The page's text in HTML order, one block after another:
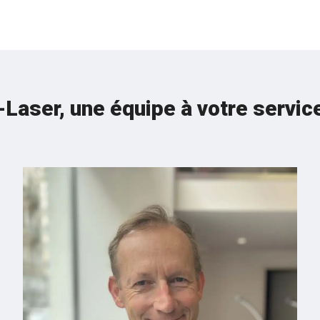
Laser, une équipe à votre